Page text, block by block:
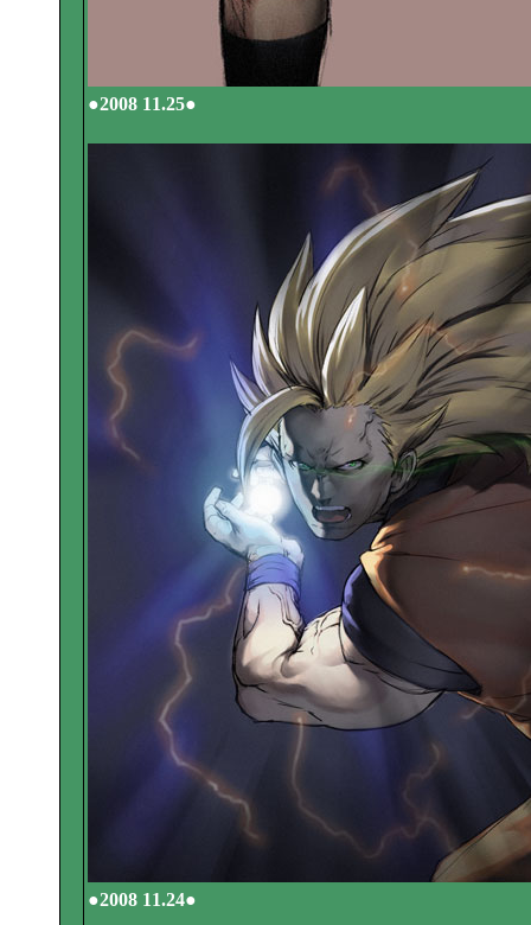
●2008 11.25●
●2008 11.24●